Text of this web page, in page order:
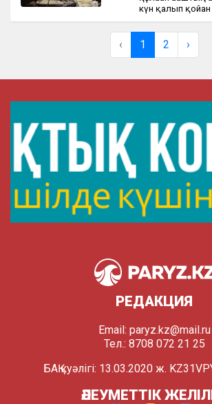
күн қалып қойған
‹ 1 2 ›
РЕДАКЦИЯ
Email: paryz.kz@mail.ru
Тел.: 8708 072 21 25
БАҚ куәлігі: 13.03.2020 ж.
ӘЛЕУМЕТТІК